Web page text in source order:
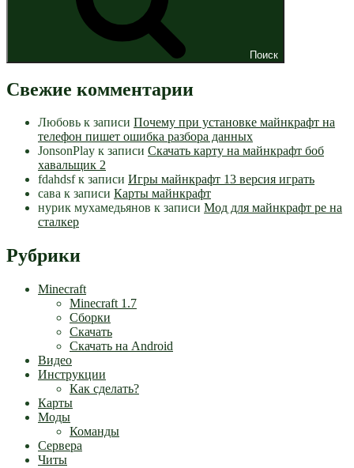
Поиск
Свежие комментарии
Любовь к записи Почему при установке майнкрафт на
телефон пишет ошибка разбора данных
JonsonPlay к записи Скачать карту на майнкрафт боб
хавальщик 2
fdahdsfк записи Игры майнкрафт 13 версия играть
сава к записи Карты майнкрафт
нурик мухамедьянов к записи Мод для майнкрафт pe на
сталкер
Рубрики
Minecraft
Minecraft 1.7
Сборки
Скачать
Скачать на Android
Видео
Инструкции
Как сделать?
Карты
Моды
Команды
Сервера
Читы